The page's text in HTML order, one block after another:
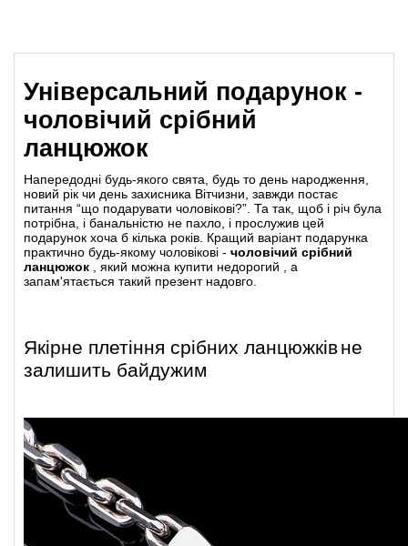
Універсальний подарунок -
чоловічий срібний
ланцюжок
Напередодні будь-якого свята, будь то день народження,
новий рік чи день захисника Вітчизни, завжди постає
питання “що подарувати чоловікові?”. Та так, щоб і річ була
потрібна, і банальністю не пахло, і прослужив цей
подарунок хоча б кілька років. Кращий варіант подарунка
практично будь-якому чоловікові - чоловічий срібний
ланцюжок , який можна купити недорогий
а
запам'ятається такий презент надовго.
Якірне плетіння срібних ланцюжківне
залишить байдужим